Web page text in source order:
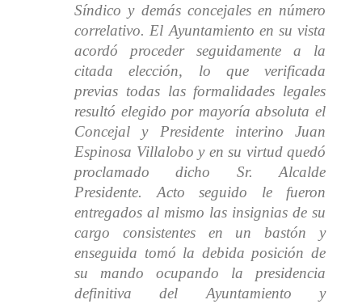
Síndico y demás concejales en número
correlativo. El Ayuntamiento en su vista
acordó proceder seguidamente a la
citada elección, lo que verificada
previas todas las formalidades legales
resultó elegido por mayoría absoluta el
Concejal y Presidente interino Juan
Espinosa Villalobo y en su virtud quedó
proclamado dicho Sr. Alcalde
Presidente. Acto seguido le fueron
entregados al mismo las insignias de su
cargo consistentes en un bastón y
enseguida tomó la debida posición de
su mando ocupando la presidencia
definitiva del Ayuntamiento y